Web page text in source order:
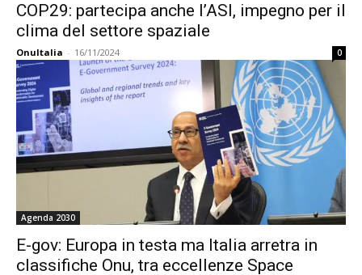
COP29: partecipa anche l’ASI, impegno per il
clima del settore spaziale
OnuItalia - 16/11/2024 0
Agenda 2030
E-gov: Europa in testa ma Italia arretra in
classifiche Onu, tra eccellenze Space